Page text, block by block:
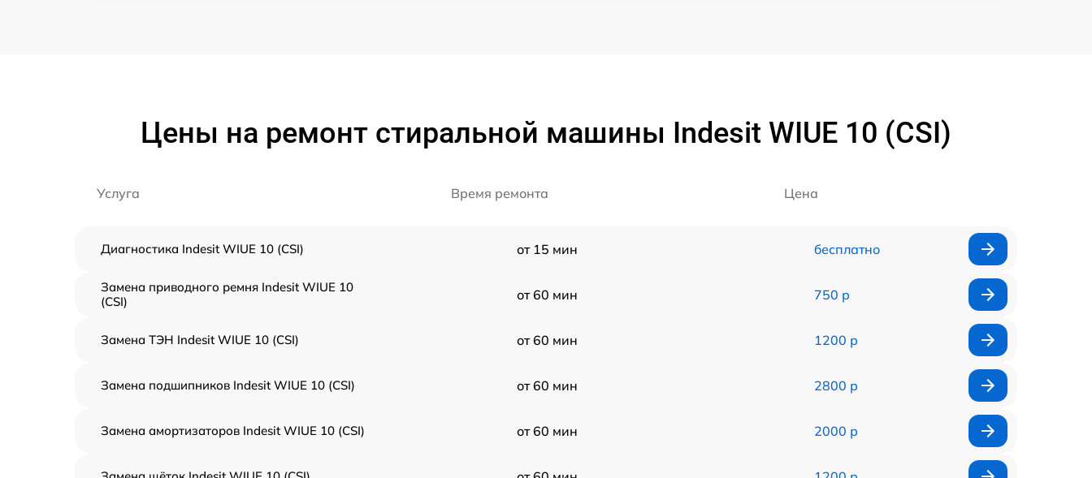
Цены на ремонт стиральной машины Indesit WIUE 10 (CSI)
Услуга Время ремонта Цена
Диагностика Indesit WIUE 10 (CSI) от 15 мин бесплатно
Замена приводного ремня Indesit WIUE 10
(CSI)
от 60 мин 750 р
Замена ТЭН Indesit WIUE 10 (CSI) от 60 мин 1200 р
Замена подшипников Indesit WIUE 10 (CSI) от 60 мин 2800 р
Замена амортизаторов Indesit WIUE 10 (CSI) от 60 мин 2000 р